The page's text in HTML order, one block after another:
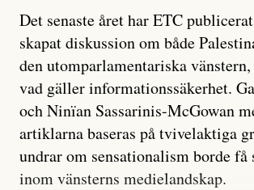
Det senaste året har ETC
skapat diskussion om både
den utomparlamentariska
vad gäller informationssäkerhet.
och Ninïan Sassarinis-McGowan
artiklarna baseras på tvivelaktiga
undrar om sensationalism borde
inom vänsterns medielandskap.